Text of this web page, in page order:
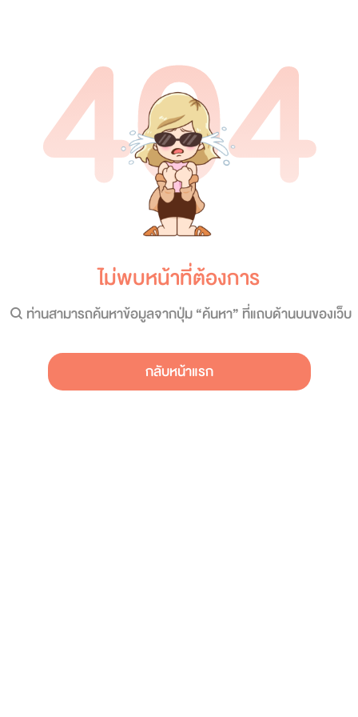
404
ไม่พบหน้าที่ต้องการ
ท่านสามารถค้นหาข้อมูลจากปุ่ม “ค้นหา” ที่แถบด้านบนของเว็บ
กลับหน้าแรก